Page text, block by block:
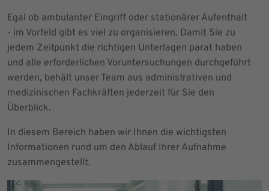
Egal ob ambulanter Eingriff oder stationärer Aufenthalt
- im Vorfeld gibt es viel zu organisieren. Damit Sie zu
jedem Zeitpunkt die richtigen Unterlagen parat haben
und alle erforderlichen Voruntersuchungen durchgeführt
werden, behält unser Team aus administrativen und
medizinischen Fachkräften jederzeit für Sie den
Überblick.
In diesem Bereich haben wir Ihnen die wichtigsten
Informationen rund um den Ablauf Ihrer Aufnahme
zusammengestellt.